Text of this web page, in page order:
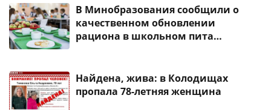
В Минобразования сообщили о
качественном обновлении
рациона в школьном пита…
Найдена, жива: в Колодищах
пропала 78-летняя женщина